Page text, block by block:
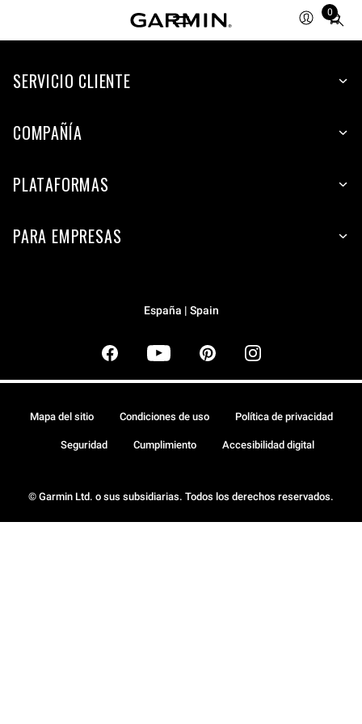
0
Total
items
cart:
SERVICIO CLIENTE
COMPAÑÍA
PLATAFORMAS
PARA EMPRESAS
España | Spain
© Garmin Ltd. o sus subsidiarias. Todos los derechos reservados.
Mapa del sitio Condiciones de uso Política de privacidad
Seguridad Cumplimiento Accesibilidad digital